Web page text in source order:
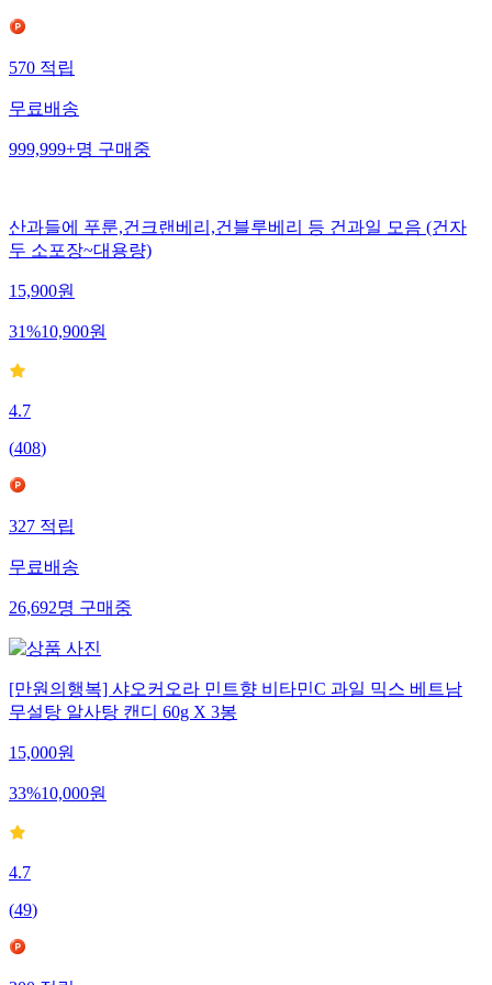
570적립
무료배송
999,999+명구매중
산과들에 푸룬,건크랜베리,건블루베리 등 건과일 모음 (건자
두 소포장~대용량)
15,900원
31%10,900원
4.7
(408)
327적립
무료배송
26,692명구매중
[만원의행복] 샤오커오라 민트향 비타민C 과일 믹스 베트남
무설탕 알사탕 캔디 60g X 3봉
15,000원
33%10,000원
4.7
(49)